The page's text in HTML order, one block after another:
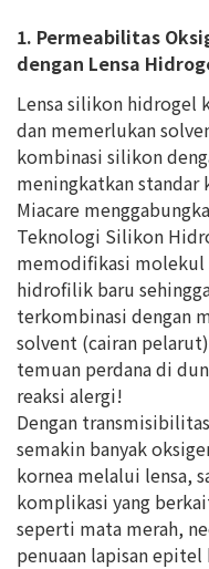
1. Permeabilitas
dengan Lensa
Lensa silikon hidrogel
dan memerlukan
kombinasi silikon
meningkatkan standar
Miacare
Teknologi Silikon
memodifikasi molekul
hidrofilik baru
terkombinasi dengan
solvent (cairan
temuan perdana di
reaksi alergi!
Dengan
semakin banyak
kornea melalui lensa,
komplikasi yang
seperti mata merah,
penuaan lapisan epitel